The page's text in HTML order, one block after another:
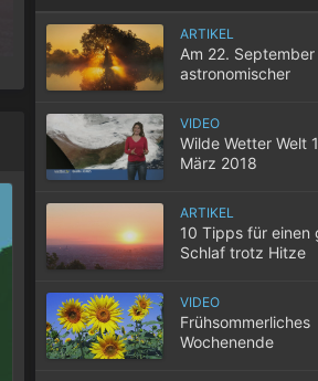
Juni allerdings zu einem markanten
ARTIKEL
Am 22.
astronomischer
VIDEO
Wilde Wetter Welt
März 2018
ARTIKEL
10 Tipps für einen
Schlaf trotz Hitze
VIDEO
Frühsommerliches
Wochenende